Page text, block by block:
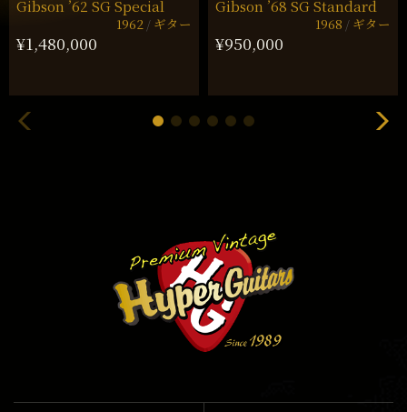
Gibson ’62 SG Special
1962 ギター
¥1,480,000
Gibson ’68 SG Standard
1968 ギター
¥950,000